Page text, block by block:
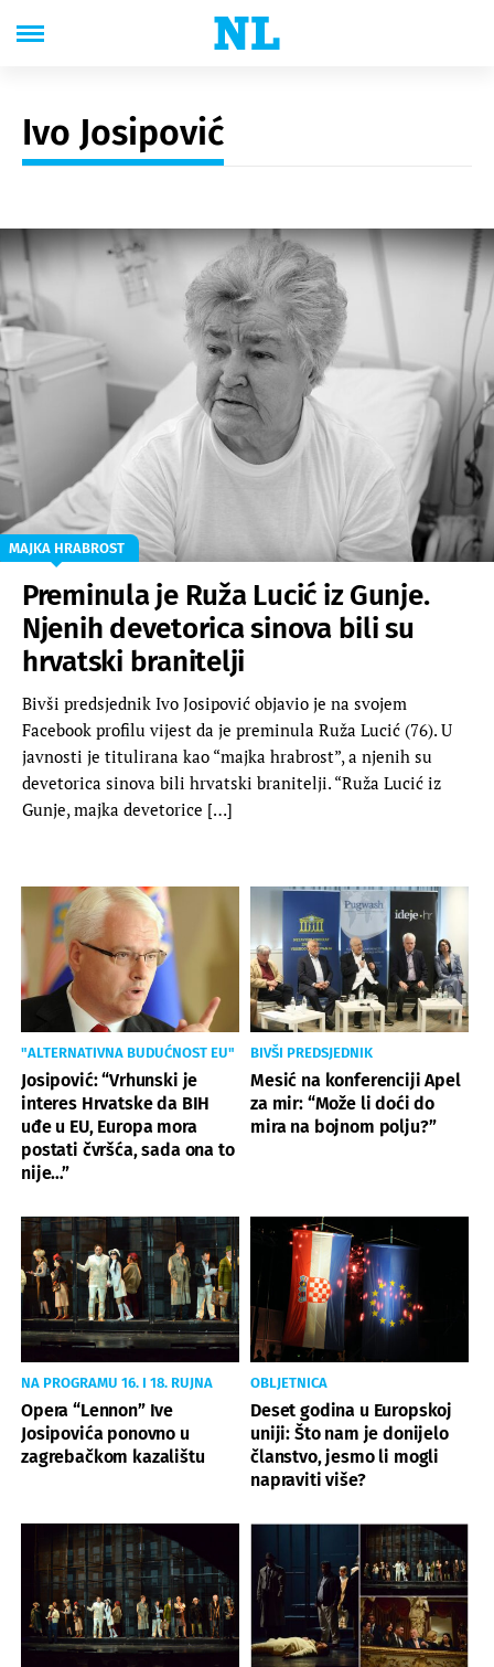
Ivo Josipović
MAJKA HRABROST
Preminula je Ruža Lucić iz Gunje.
Njenih devetorica sinova bili su
hrvatski branitelji
Bivši predsjednik Ivo Josipović objavio je na svojem
Facebook profilu vijest da je preminula Ruža Lucić (76). U
javnosti je titulirana kao “majka hrabrost”, a njenih su
devetorica sinova bili hrvatski branitelji. “Ruža Lucić iz
Gunje, majka devetorice […]
"ALTERNATIVNA BUDUĆNOST EU"
Josipović: “Vrhunski je
interes Hrvatske da BIH
uđe u EU, Europa mora
postati čvršća, sada ona to
nije…”
BIVŠI PREDSJEDNIK
Mesić na konferenciji Apel
za mir: “Može li doći do
mira na bojnom polju?”
NA PROGRAMU 16. I 18. RUJNA
Opera “Lennon” Ive
Josipovića ponovno u
zagrebačkom kazalištu
OBLJETNICA
Deset godina u Europskoj
uniji: Što nam je donijelo
članstvo, jesmo li mogli
napraviti više?